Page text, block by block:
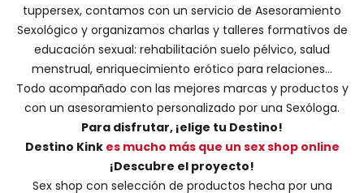
tuppersex, contamos con un servicio de Asesoramiento
Sexológico y organizamos charlas y talleres formativos de
educación sexual: rehabilitación suelo pélvico, salud
menstrual, enriquecimiento erótico para relaciones...
Todo acompañado con las mejores marcas y productos y
con un asesoramiento personalizado por una Sexóloga.
Para disfrutar, ¡elige tu Destino!
Destino Kink es mucho más que un sex shop online
¡Descubre el proyecto!
Sex shop con selección de productos hecha por una